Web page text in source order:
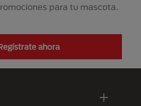
para tu mascota.
ahora